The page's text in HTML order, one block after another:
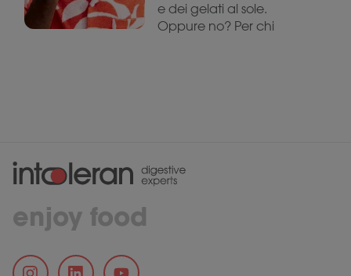
e dei gelati al sole.
Oppure no? Per chi
enjoy food